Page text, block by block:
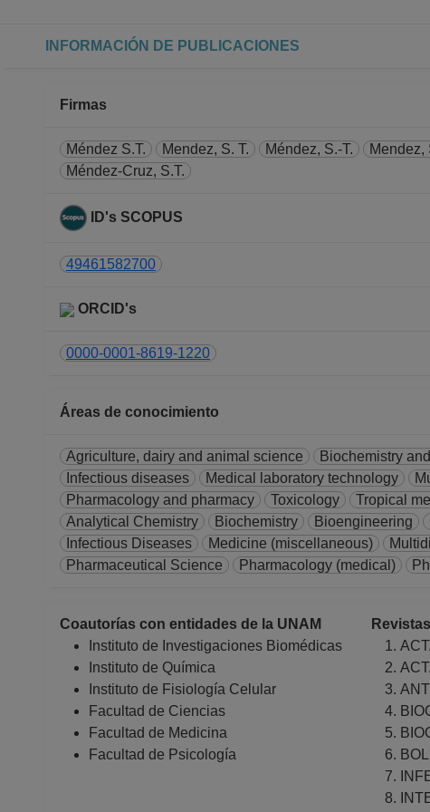
PROFESOR ASIGNATURA A TP
INFORMACIÓN DE PUBLICACIONES
Firmas
Méndez S.T. Mendez, S. T. Méndez, S.-T. Mendez,
Méndez-Cruz, S.T.
ID's SCOPUS
49461582700
ORCID's
0000-0001-8619-1220
Áreas de conocimiento
Agriculture, dairy and animal science Biochemistry
Infectious diseases
Medical laboratory technology
Pharmacology and pharmacy
Toxicology Tropical
Analytical Chemistry
Biochemistry Bioengineering
Infectious Diseases
Medicine (miscellaneous)
Pharmaceutical Science
Pharmacology (medical)
Coautorías con entidades de la UNAM
Instituto de Investigaciones Biomédicas
Instituto de Química
Instituto de Fisiología Celular
Facultad de Ciencias
Facultad de Medicina
Facultad de Psicología